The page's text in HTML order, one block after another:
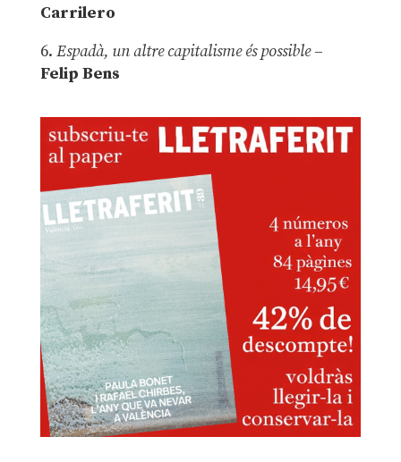
Carrilero
6. Espadà, un altre capitalisme és possible –
Felip Bens